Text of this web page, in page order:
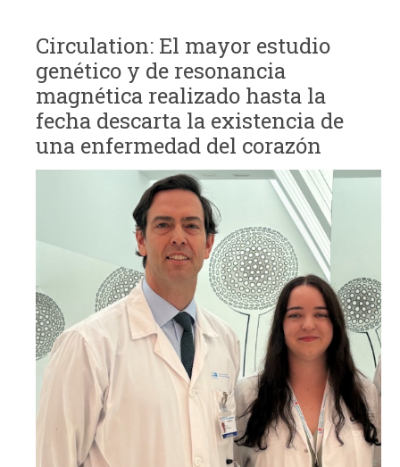
Circulation: El mayor estudio
genético y de resonancia
magnética realizado hasta la
fecha descarta la existencia de
una enfermedad del corazón